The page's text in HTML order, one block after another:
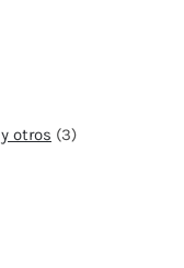
otros (3)